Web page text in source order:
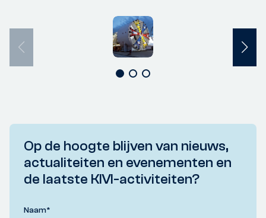
Op de hoogte blijven van nieuws,
actualiteiten en evenementen en
de laatste KIVI-activiteiten?
Naam*